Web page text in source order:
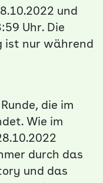
und
Uhr. Die
ist nur während
die im
Wie im
durch das
und das